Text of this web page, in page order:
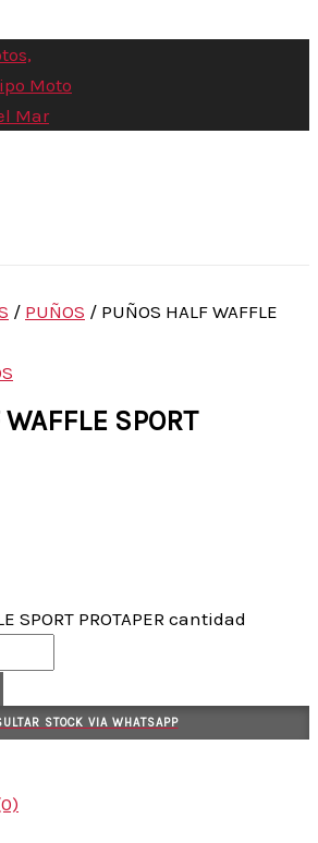
/ PUÑOS / PUÑOS HALF WAFFLE
SPORT
SPORT PROTAPER cantidad
STOCK VIA WHATSAPP